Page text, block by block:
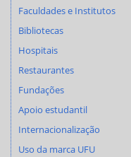
Faculdades e Institutos
Bibliotecas
Hospitais
Restaurantes
Fundações
Apoio estudantil
Internacionalização
Uso da marca UFU